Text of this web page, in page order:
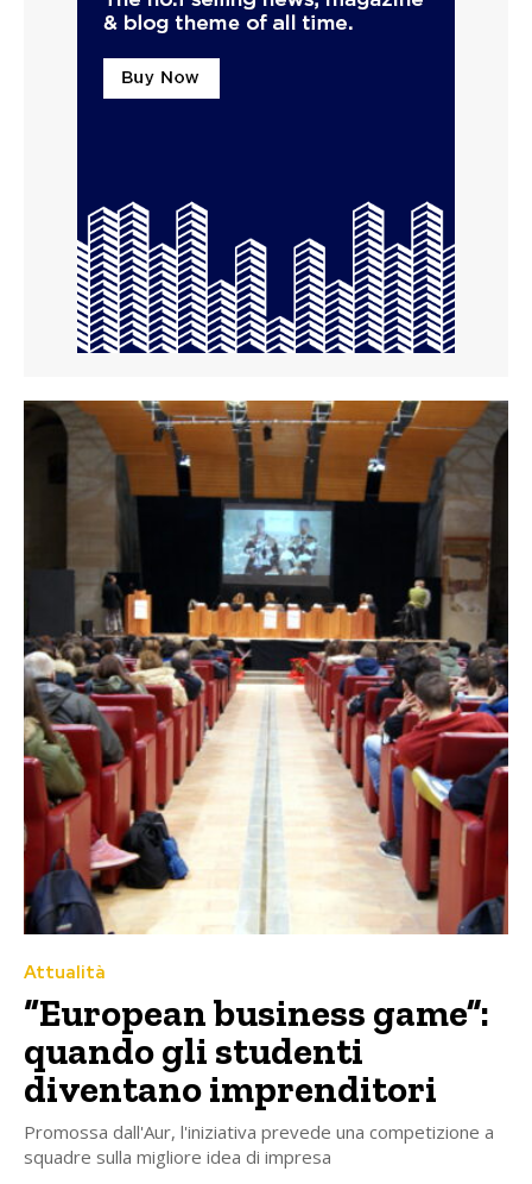
Attualità
“European business game”:
quando gli studenti
diventano imprenditori
Promossa dall'Aur, l'iniziativa prevede una competizione a
squadre sulla migliore idea di impresa